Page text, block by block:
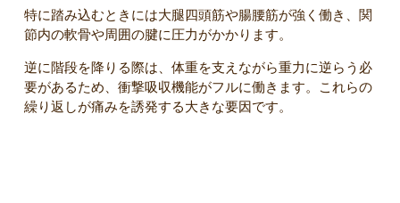
特に踏み込むときには大腿四頭筋や腸腰筋が強く働き、関
節内の軟骨や周囲の腱に圧力がかかります。
逆に階段を降りる際は、体重を支えながら重力に逆らう必
要があるため、衝撃吸収機能がフルに働きます。これらの
繰り返しが痛みを誘発する大きな要因です。